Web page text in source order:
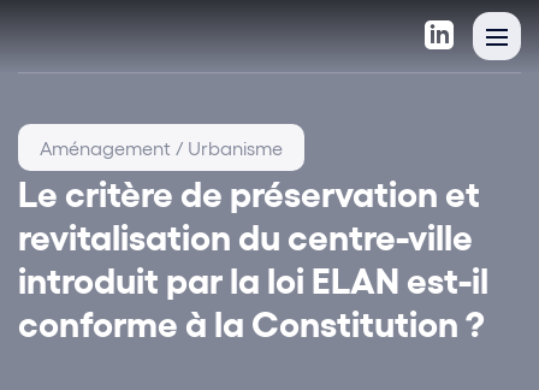
Le critère de préservation et
revitalisation du centre-ville
introduit par la loi ELAN est-il
conforme à la Constitution ?
Aménagement / Urbanisme